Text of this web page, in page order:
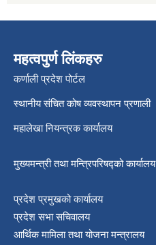
महत्वपुर्ण लिंकहरु
कर्णाली प्रदेश पोर्टल
स्थानीय संचित कोष व्यवस्थापन प्रणाली
महालेखा नियन्त्रक कार्यालय
मुख्यमन्त्री तथा मन्त्रिपरिषद्को कार्यालय
प्रदेश प्रमुखको कार्यालय
प्रदेश सभा सचिवालय
आर्थिक मामिला तथा योजना मन्त्रालय